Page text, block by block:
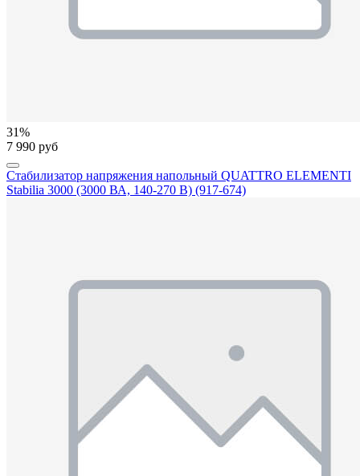
31%
7 990 руб
Стабилизатор напряжения напольный QUATTRO ELEMENTI
Stabilia 3000 (3000 ВА, 140-270 В) (917-674)